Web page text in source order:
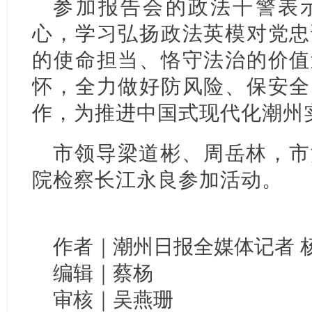
参加报告会的政法干警表
心，学习弘扬政法英模对党
的使命担当、恪守法治的价
怀，全力做好防风险、保安
作，为推进中国式现代化潮州
市领导梁道彬、周岳林，
院检察长江永良参加活动。
作者｜潮州日报全媒体记者
编辑｜蔡杨
审核｜吴燕珊